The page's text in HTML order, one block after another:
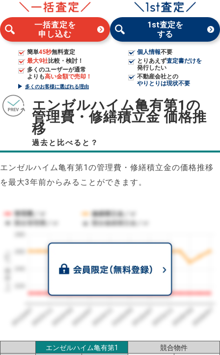
一括査定を
申し込む
簡単45秒無料査定
最大9社比較・検討！
多くのユーザーが通常
よりも高い金額で売却！
多くのお客様に選ばれる理由
1st査定を
する
個人情報不要
とりあえず査定書だけを
発行したい
不動産会社との
やりとりは現状不要
エンゼルハイム亀有第1の
管理費・修繕積立金 価格推
移
過去と比べると？
エンゼルハイム亀有第1の管理費・修繕積立金の価格推移
を最大3年前からみることができます。
1㎡単価（円）
管理費／㎡
修繕積立金／㎡
競合管理費／㎡
競合修繕積立金／㎡
2023/072023/112024/032024/072024/112025/032025/072025/112026/032026/07
エンゼルハイム亀有第1
競合物件